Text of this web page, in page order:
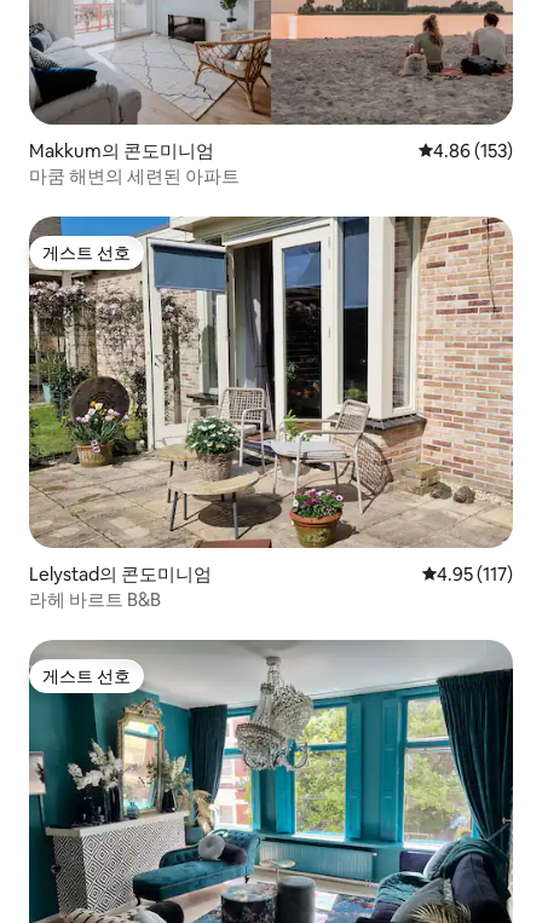
Makkum의 콘도미니엄 평점 4.86점(5
4.86 (153)
마쿰 해변의 세련된 아파트
게스트 선호
게스트 선호
Lelystad의 콘도미니엄 평점 4.95점(5
4.95 (117)
라헤 바르트 B&B
게스트 선호
게스트 선호